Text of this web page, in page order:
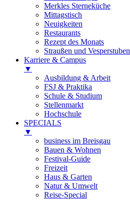
Merkles Sterneküche
Mittagstisch
Neuigkeiten
Restaurants
Rezept des Monats
Straußen und Vesperstuben
Karriere & Campus
▼
Ausbildung & Arbeit
FSJ & Praktika
Schule & Studium
Stellenmarkt
Hochschule
SPECIALS
▼
business im Breisgau
Bauen & Wohnen
Festival-Guide
Freizeit
Haus & Garten
Natur & Umwelt
Reise-Special